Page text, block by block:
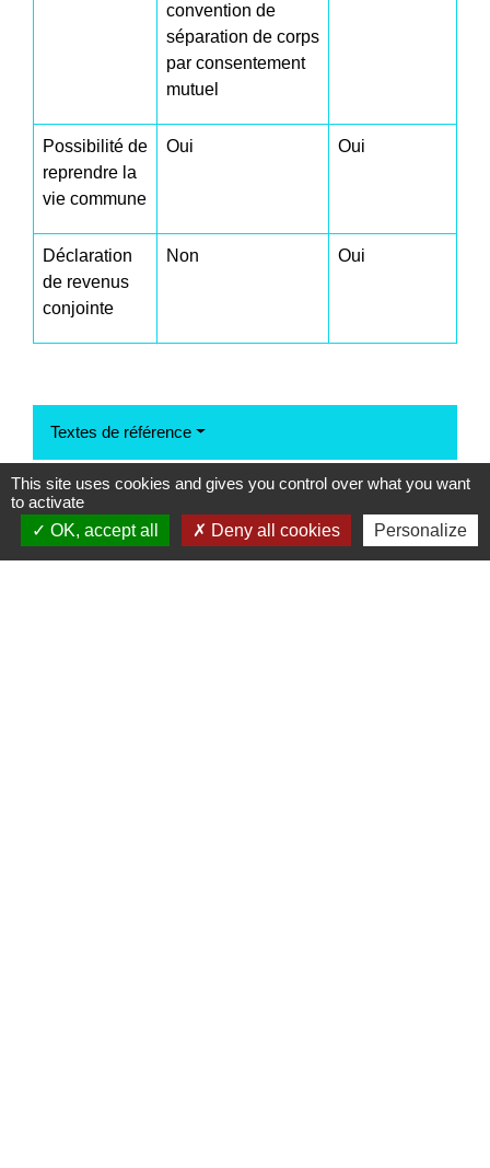
convention de
séparation de corps
par consentement
mutuel
Possibilité de
reprendre la
vie commune
Oui Oui
Déclaration
de revenus
conjointe
Non Oui
Textes de référence
Et aussi
Séparation de corps
This site uses cookies and gives you control over what you want
to activate
OK, accept all
Deny all cookies Personalize